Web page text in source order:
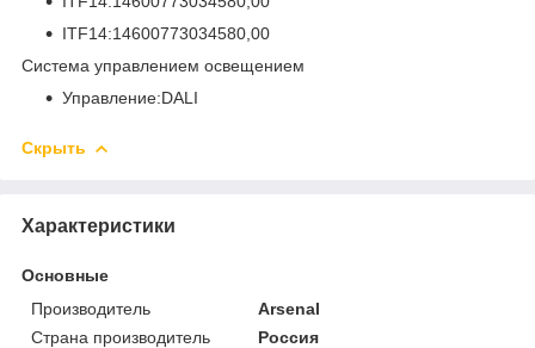
ITF14:14600773034580,00
Система управлением освещением
Управление:DALI
Скрыть
Характеристики
Основные
Производитель
Arsenal
Страна производитель
Россия